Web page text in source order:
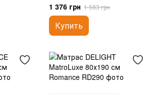
1 376 грн 1 583 грн
Купить